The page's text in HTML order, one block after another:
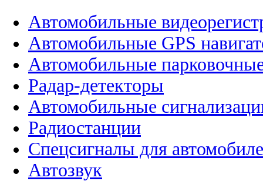
Автомобильные
Автомобильные GPS
Автомобильные
Радар-детекторы
Автомобильные
Радиостанции
Спецсигналы для
Автозвук